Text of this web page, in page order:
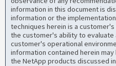
information in this document is
information or the
techniques herein is a
the customer's ability to
customer's operational
information contained herein
the NetApp products discussed